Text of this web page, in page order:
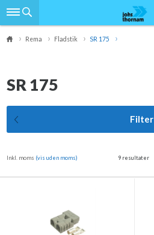
Rema Fladstik SR 175
SR 175
Filter
9 resultater
Inkl. moms (vis uden moms)